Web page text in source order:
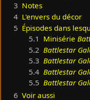
3 Notes
4 L'envers du décor
5 Épisodes dans
5.1 Minisérie
5.2 Battlestar
5.3 Battlestar
5.4 Battlestar
5.5 Battlestar
6 Voir aussi